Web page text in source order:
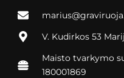
V. Kudirkos 53
Maisto tvarkymo
180001869